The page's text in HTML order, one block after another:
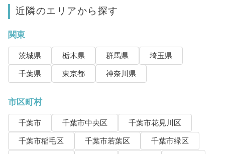
近隣のエリアから探す
関東
茨城県 栃木県 群馬県
埼玉県
千葉県
東京都 神奈川県
市区町村
千葉市 千葉市中央区
千葉市花見川区
千葉市稲毛区
千葉市若葉区
千葉市緑区